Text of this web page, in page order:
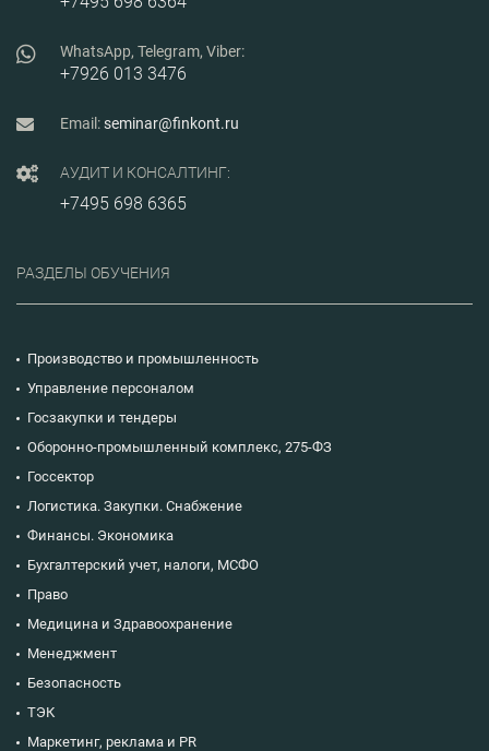
профессиональному
«Специалист в сфере
закупок».
WhatsApp, Telegram, Viber:
+7926 013 3476
Email:seminar@finkont.ru
АУДИТ И КОНСАЛТИНГ:
+7495 698 6365
РАЗДЕЛЫ ОБУЧЕНИЯ
Производство и промышленность
Управление персоналом
Госзакупки и тендеры
Оборонно-промышленный комплекс, 275-ФЗ
Госсектор
Логистика. Закупки. Снабжение
Финансы. Экономика
Бухгалтерский учет, налоги, МСФО
Право
Медицина и Здравоохранение
Менеджмент
Безопасность
ТЭК
Маркетинг, реклама и PR